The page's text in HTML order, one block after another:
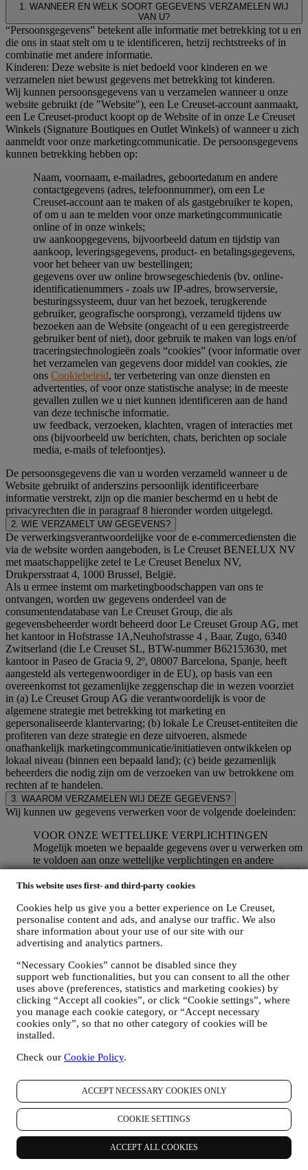
This website uses first- and third-party cookies
Cookies help us give you a better experience on Le Creuset,
personalise content and ads, and analyse our traffic. We also
share information about your use of our site with our
advertising and analytics partners.
“Necessary Cookies” cannot be disabled since they
support web functionalities, but you can consent to all the other
uses above (preferences, statistics and marketing cookies) by
clicking “Accept all cookies”, or click “Cookie settings”, where
you manage each cookie category, or “Accept necessary
cookies only”, so that no other category of cookies will be
installed.
Check our Cookie Policy.
ACCEPT NECESSARY COOKIES ONLY
COOKIE SETTINGS
ACCEPT ALL COOKIES
1. WANNEER EN WELK SOORT GEGEVENS VERZAMELEN WIJ
VAN U?
“Persoonsgegevens” betekent alle informatie met betrekking tot u en
die ons in staat stelt om u te identificeren, hetzij rechtstreeks of in
combinatie met andere informatie.
Kinderen: Deze website is niet bedoeld voor kinderen en we
verzamelen niet bewust gegevens met betrekking tot kinderen.
Wij kunnen persoonsgegevens van u verzamelen wanneer u onze
website gebruikt (de "Website"), een Le Creuset-account aanmaakt,
een Le Creuset-product koopt op de Website of in onze Le Creuset
Winkels (Signature Boutiques en Outlet Winkels) of wanneer u zich
aanmeldt voor onze marketingcommunicatie. De persoonsgegevens
kunnen betrekking hebben op:
Naam, voornaam, e-mailadres, geboortedatum en andere
contactgegevens (adres, telefoonnummer), om een Le
Creuset-account aan te maken of als gastgebruiker te kopen,
of om u aan te melden voor onze marketingcommunicatie
online of in onze winkels;
uw aankoopgegevens, bijvoorbeeld datum en tijdstip van
aankoop, leveringsgegevens, product- en betalingsgegevens,
voor het beheer van uw bestellingen;
gegevens over uw online browsegeschiedenis (bv. online-
identificatienummers - zoals uw IP-adres, browserversie,
besturingssysteem, duur van het bezoek, terugkerende
gebruiker, geografische oorsprong), verzameld tijdens uw
bezoeken aan de Website (ongeacht of u een geregistreerde
gebruiker bent of niet), door gebruik te maken van logs en/of
traceringstechnologieën zoals “cookies” (voor informatie over
het verzamelen van gegevens door middel van cookies, zie
ons Cookiebeleid, ter verbetering van onze diensten en
advertenties, of voor onze statistische analyse; in de meeste
gevallen zullen we u niet kunnen identificeren aan de hand
van deze technische informatie.
uw feedback, verzoeken, klachten, vragen of interacties met
ons (bijvoorbeeld uw berichten, chats, berichten op sociale
media, e-mails of telefoontjes).
De persoonsgegevens die van u worden verzameld wanneer u de
Website gebruikt of anderszins persoonlijk identificeerbare
informatie verstrekt, zijn op die manier beschermd en u hebt de
privacyrechten die in paragraaf 8 hieronder worden uitgelegd.
2. WIE VERZAMELT UW GEGEVENS?
De verwerkingsverantwoordelijke voor de e-commercediensten die
via de website worden aangeboden, is Le Creuset BENELUX NV
met maatschappelijke zetel te Le Creuset Benelux NV,
Drukpersstraat 4, 1000 Brussel, België.
Als u ermee instemt om marketingboodschappen van ons te
ontvangen, worden uw gegevens onderdeel van de
consumentendatabase van Le Creuset Group, die als
gegevensbeheerder wordt beheerd door Le Creuset Group AG, met
het kantoor in Hofstrasse 1A,Neuhofstrasse 4 , Baar, Zugo, 6340
Zwitserland (die Le Creuset SL, BTW-nummer B62153630, met
kantoor in Paseo de Gracia 9, 2º, 08007 Barcelona, Spanje, heeft
aangesteld als vertegenwoordiger in de EU), op basis van een
overeenkomst tot gezamenlijke zeggenschap die in wezen voorziet
in (a) Le Creuset Group AG die verantwoordelijk is voor de
algemene strategie met betrekking tot marketing en
gepersonaliseerde klantervaring; (b) lokale Le Creuset-entiteiten die
profiteren van deze strategie en deze uitvoeren, alsmede
onafhankelijk marketingcommunicatie/initiatieven ontwikkelen op
lokaal niveau (binnen een bepaald land); (c) beide gezamenlijk
beheerders die nodig zijn om de verzoeken van uw betrokkene om
rechten af te handelen.
3. WAAROM VERZAMELEN WIJ DEZE GEGEVENS?
Wij kunnen uw gegevens verwerken voor de volgende doeleinden:
VOOR ONZE WETTELIJKE VERPLICHTINGEN
Mogelijk moeten we bepaalde gegevens over u verwerken om
te voldoen aan onze wettelijke verplichtingen en andere
verplichtingen die voortvloeien uit instructies van de overheid.
OM EEN LE CREUSET-ACCOUNT AAN TE MAKEN
account aan te maken die u toegang geeft tot een reeks
voordelen voor geregistreerde gebruikers, om beter te kunnen
genieten van onze diensten, zoals sneller afrekenen, meerdere
verzendadressen opslaan, bestellingen bekijken en volgen.
Elke verwerkingsactiviteit is vereist om ons in staat te stellen
deze diensten aan u als Le Creuset-accounthouder te leveren.
OM UW BESTELLINGEN TE BEHEREN EN OM ONZE
PRODUCTEN, DIENSTEN EN ASSISTENTIE AAN U
TE LEVEREN
Wij zullen uw gegevens gebruiken om onze contractuele
relatie met u, uw aankoop van producten op de Website, uw
of uw deelname aan onze wedstrijden te beheren. Mogelijk
administratieve doeleinden die verband houden met onze
contractuele relatie met u, zoals de boekhouding, facturering
en controle, verificatie van betaalkaarten, fraudescreening,
veiligheid, beveiliging, systeemtests, onderhoud en statistische
analyse. Af en toe moeten we mogelijk om administratieve of
operationele redenen contact met u opnemen. Bijvoorbeeld
om u een bevestiging van uw aankoop te sturen. We zullen